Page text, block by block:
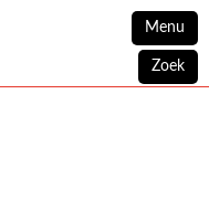
Menu
Zoek